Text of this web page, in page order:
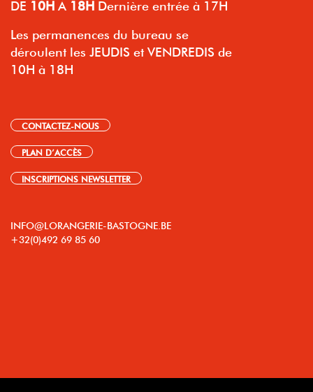
DE 10H À 18H Dernière entrée à 17H
Les permanences du bureau se
déroulent les JEUDIS et VENDREDIS de
10H à 18H
CONTACTEZ-NOUS
PLAN D’ACCÈS
INSCRIPTIONS NEWSLETTER
INFO@LORANGERIE-BASTOGNE.BE
+32(0)492 69 85 60